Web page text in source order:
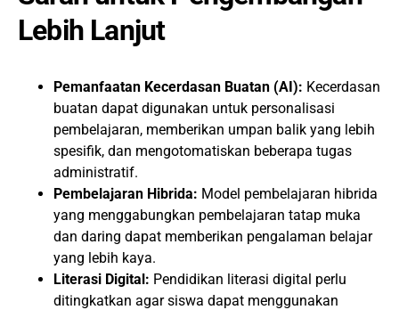
Lebih Lanjut
Pemanfaatan Kecerdasan Buatan (AI): Kecerdasan
buatan dapat digunakan untuk personalisasi
pembelajaran, memberikan umpan balik yang lebih
spesifik, dan mengotomatiskan beberapa tugas
administratif.
Pembelajaran Hibrida: Model pembelajaran hibrida
yang menggabungkan pembelajaran tatap muka
dan daring dapat memberikan pengalaman belajar
yang lebih kaya.
Literasi Digital: Pendidikan literasi digital perlu
ditingkatkan agar siswa dapat menggunakan